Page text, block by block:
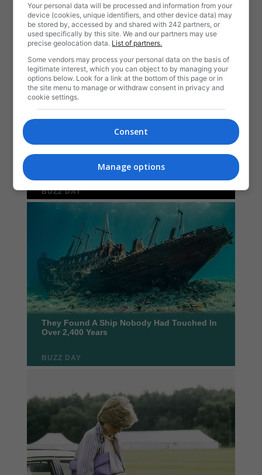
Your personal data will be processed and information from your
device (cookies, unique identifiers, and other device data) may
be stored by, accessed by and shared with 242 partners, or
used specifically by this site. We and our partners may use
precise geolocation data. List of partners.
Some vendors may process your personal data on the basis of
legitimate interest, which you can object to by managing your
options below. Look for a link at the bottom of this page or in
the site menu to manage or withdraw consent in privacy and
cookie settings.
Consent
Manage options